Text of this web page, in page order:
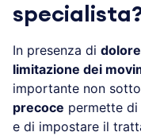
In presenza di
limitazione dei
importante non
precoce permette
e di impostare il